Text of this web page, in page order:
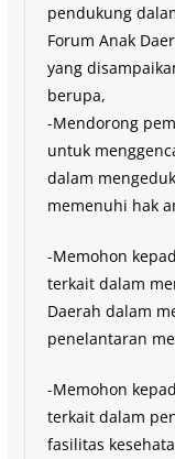
pendukung
Forum Anak
yang
berupa,
-Mendorong
untuk
dalam
memenuhi hak
-Memohon
terkait dalam
Daerah dalam
penelantaran
-Memohon
terkait dalam
fasilitas